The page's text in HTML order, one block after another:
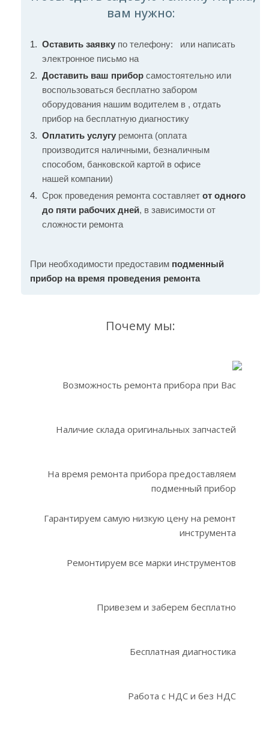
вам нужно:
Оставить заявку по телефону:
или написать
электронное письмо на
Доставить ваш прибор самостоятельно или
воспользоваться бесплатно забором
оборудования нашим водителем в , отдать
прибор на бесплатную диагностику
Оплатить услугу ремонта (оплата
производится наличными, безналичным
способом, банковской картой в офисе
нашей компании)
Срок проведения ремонта составляет от одного
до пяти рабочих дней, в зависимости от
сложности ремонта
При необходимости предоставим подменный
прибор на время проведения ремонта
Почему мы:
Возможность ремонта прибора при Вас
Наличие склада оригинальных запчастей
На время ремонта прибора предоставляем
подменный прибор
Гарантируем самую низкую цену на ремонт
инструмента
Ремонтируем все марки инструментов
Привезем и заберем бесплатно
Бесплатная диагностика
Работа с НДС и без НДС